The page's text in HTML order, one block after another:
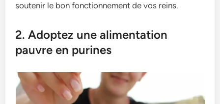
soutenir le bon fonctionnement de vos reins.
2. Adoptez une alimentation
pauvre en purines